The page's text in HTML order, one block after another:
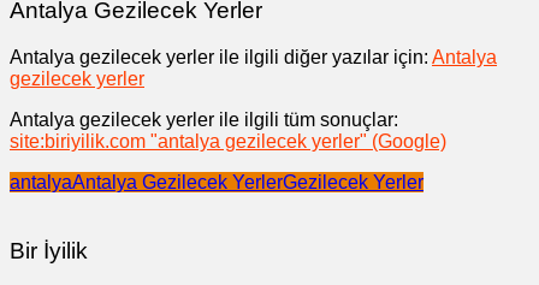
Antalya Gezilecek Yerler
Antalya gezilecek yerler ile ilgili diğer yazılar için: Antalya
gezilecek yerler
Antalya gezilecek yerler ile ilgili tüm sonuçlar:
site:biriyilik.com "antalya gezilecek yerler" (Google)
antalyaAntalya Gezilecek YerlerGezilecek Yerler
Bir İyilik